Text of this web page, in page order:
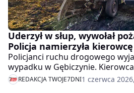
Uderzył w słup, wywołał
Policja namierzyła
Policjanci ruchu drogowego
wypadku w Gębiczynie.
dostawczego uderzył kolejno w
znak drogowy i słup
REDAKCJA TWOJE7DNI1 czerwca